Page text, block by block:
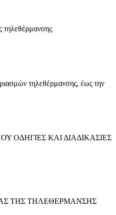
τηλεθέρμανσης
τηλεθέρμανσης, έως την
ΟΔΗΓΙΕΣ ΚΑΙ ΔΙΑΔΙΚΑΣΙΕΣ
ΤΗΣ ΤΗΛΕΘΕΡΜΑΝΣΗΣ